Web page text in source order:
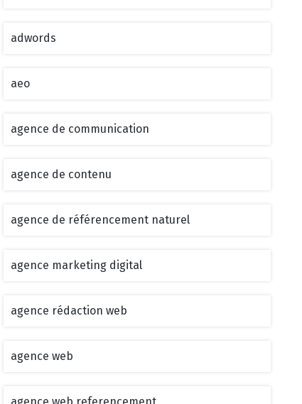
adwords
aeo
agence de communication
agence de contenu
agence de référencement naturel
agence marketing digital
agence rédaction web
agence web